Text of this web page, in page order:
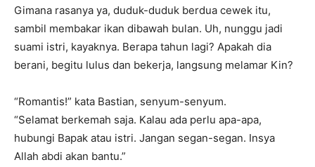
Gimana rasanya ya, duduk-duduk berdua cewek itu,
sambil membakar ikan dibawah bulan. Uh, nunggu jadi
suami istri, kayaknya. Berapa tahun lagi? Apakah dia
berani, begitu lulus dan bekerja, langsung melamar Kin?
“Romantis!” kata Bastian, senyum-senyum.
“Selamat berkemah saja. Kalau ada perlu apa-apa,
hubungi Bapak atau istri. Jangan segan-segan. Insya
Allah abdi akan bantu.”